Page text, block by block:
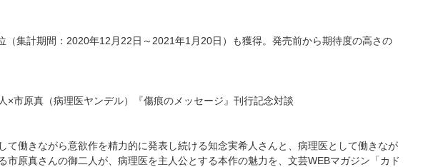
集計期間：2020年12月22日～2021年1月20日）も獲得。発売前から期待度の高さの
市原真（病理医ヤンデル）『傷痕のメッセージ』刊行記念対談
て働きながら意欲作を精力的に発表し続ける知念実希人さんと、病理医として働きなが
原真さんの御二人が、病理医を主人公とする本作の魅力を、文芸WEBマガジン「カド